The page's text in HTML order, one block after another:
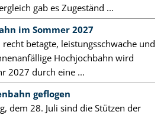
gab es Zugeständ ...
im Sommer 2027
betagte, leistungsschwache und
Hochjochbahn wird
2027 durch eine ...
geflogen
dem 28. Juli sind die Stützen der